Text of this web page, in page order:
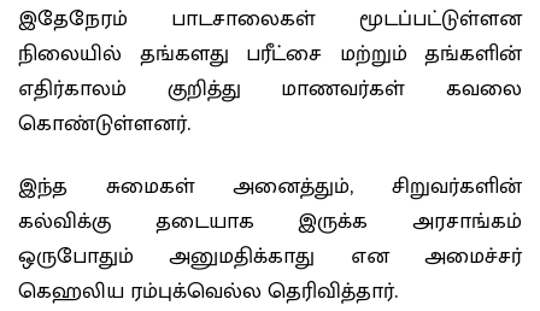
இதேநேரம் பாடசாலைகள் மூடப்பட்டுள்ளன
நிலையில் தங்களது பரீட்சை மற்றும் தங்களின்
எதிர்காலம் குறித்து மாணவர்கள் கவலை
கொண்டுள்ளனர்.
இந்த சுமைகள் அனைத்தும், சிறுவர்களின்
கல்விக்கு தடையாக இருக்க அரசாங்கம்
ஒருபோதும் அனுமதிக்காது என அமைச்சர்
கெஹலிய ரம்புக்வெல்ல தெரிவித்தார்.